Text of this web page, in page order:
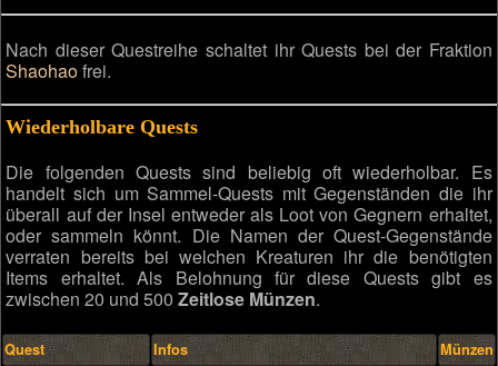
Nach dieser Questreihe schaltet ihr Quests bei der Fraktion
Shaohaofrei.
Wiederholbare Quests
Die folgenden Quests sind beliebig oft wiederholbar. Es
handelt sich um Sammel-Quests mit Gegenständen die ihr
überall auf der Insel entweder als Loot von Gegnern erhaltet,
oder sammeln könnt. Die Namen der Quest-Gegenstände
verraten bereits bei welchen Kreaturen ihr die benötigten
Items erhaltet. Als Belohnung für diese Quests gibt es
zwischen 20 und 500Zeitlose Münzen.
Quest Infos Münzen